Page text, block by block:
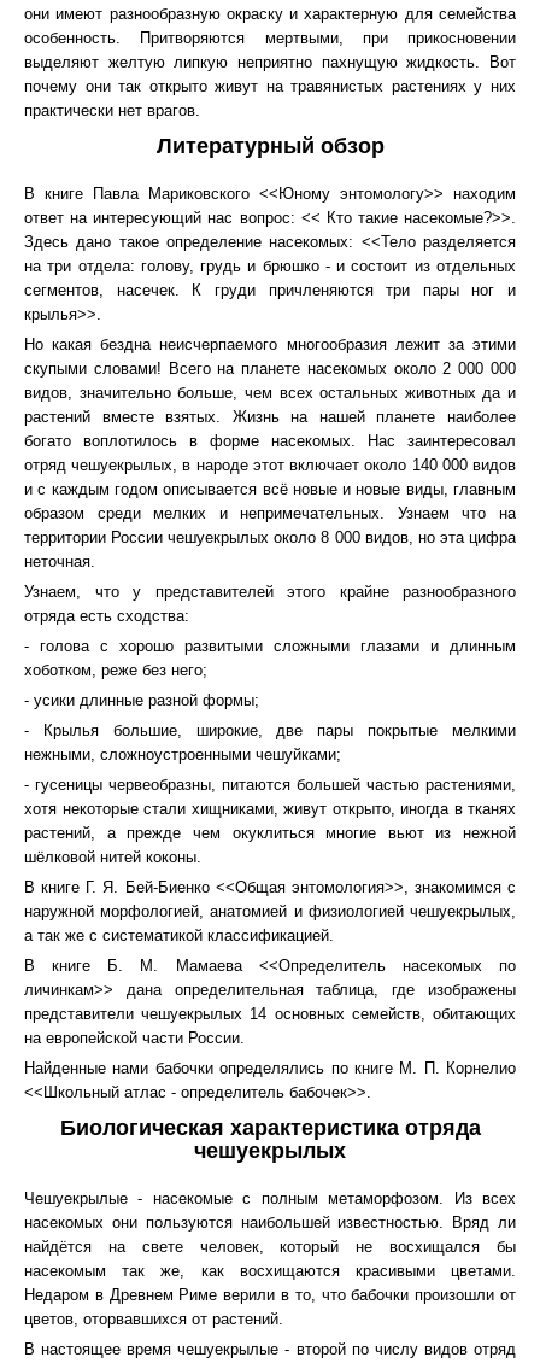
они имеют разнообразную окраску и характерную для семейства
особенность. Притворяются мертвыми, при прикосновении
выделяют желтую липкую неприятно пахнущую жидкость. Вот
почему они так открыто живут на травянистых растениях у них
практически нет врагов.
Литературный обзор
В книге Павла Мариковского <<Юному энтомологу>> находим
ответ на интересующий нас вопрос: << Кто такие насекомые?>>.
Здесь дано такое определение насекомых: <<Тело разделяется
на три отдела: голову, грудь и брюшко - и состоит из отдельных
сегментов, насечек. К груди причленяются три пары ног и
крылья>>.
Но какая бездна неисчерпаемого многообразия лежит за этими
скупыми словами! Всего на планете насекомых около 2 000 000
видов, значительно больше, чем всех остальных животных да и
растений вместе взятых. Жизнь на нашей планете наиболее
богато воплотилось в форме насекомых. Нас заинтересовал
отряд чешуекрылых, в народе этот включает около 140 000 видов
и с каждым годом описывается всё новые и новые виды, главным
образом среди мелких и непримечательных. Узнаем что на
территории России чешуекрылых около 8 000 видов, но эта цифра
неточная.
Узнаем, что у представителей этого крайне разнообразного
отряда есть сходства:
- голова с хорошо развитыми сложными глазами и длинным
хоботком, реже без него;
- усики длинные разной формы;
- Крылья большие, широкие, две пары покрытые мелкими
нежными, сложноустроенными чешуйками;
- гусеницы червеобразны, питаются большей частью растениями,
хотя некоторые стали хищниками, живут открыто, иногда в тканях
растений, а прежде чем окуклиться многие вьют из нежной
шёлковой нитей коконы.
В книге Г. Я. Бей-Биенко <<Общая энтомология>>, знакомимся с
наружной морфологией, анатомией и физиологией чешуекрылых,
а так же с систематикой классификацией.
В книге Б. М. Мамаева <<Определитель насекомых по
личинкам>> дана определительная таблица, где изображены
представители чешуекрылых 14 основных семейств, обитающих
на европейской части России.
Найденные нами бабочки определялись по книге М. П. Корнелио
<<Школьный атлас - определитель бабочек>>.
Биологическая характеристика отряда
чешуекрылых
Чешуекрылые - насекомые с полным метаморфозом. Из всех
насекомых они пользуются наибольшей известностью. Вряд ли
найдётся на свете человек, который не восхищался бы
насекомым так же, как восхищаются красивыми цветами.
Недаром в Древнем Риме верили в то, что бабочки произошли от
цветов, оторвавшихся от растений.
В настоящее время чешуекрылые - второй по числу видов отряд